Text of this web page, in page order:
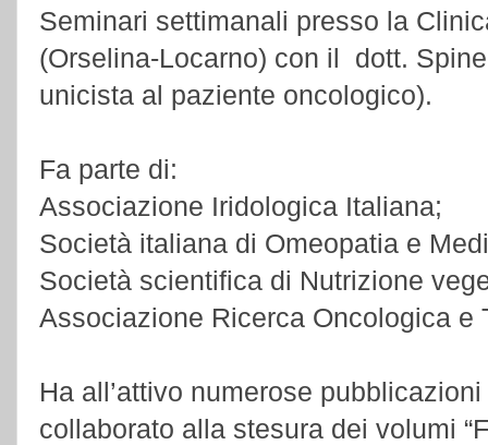
Seminari settimanali presso la
(Orselina-Locarno) con il dott.
unicista al paziente oncologico).
Fa parte di:
Associazione Iridologica Italiana;
Società italiana di Omeopatia e
Società scientifica di Nutrizione
Associazione Ricerca Oncologica e
Ha all’attivo numerose
collaborato alla stesura dei volumi